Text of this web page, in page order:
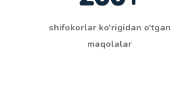
shifokorlar ko‘rigidan o‘tgan
maqolalar